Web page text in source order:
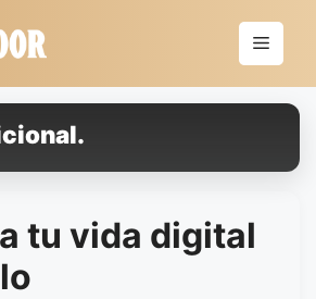
Menú
tu vida digital